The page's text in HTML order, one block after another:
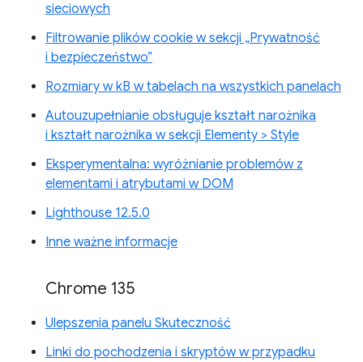
sieciowych
Filtrowanie plików cookie w sekcji „Prywatność
i bezpieczeństwo”
Rozmiary w kB w tabelach na wszystkich panelach
Autouzupełnianie obsługuje kształt narożnika
i kształt narożnika w sekcji Elementy > Style
Eksperymentalna: wyróżnianie problemów z
elementami i atrybutami w DOM
Lighthouse 12.5.0
Inne ważne informacje
Chrome 135
Ulepszenia panelu Skuteczność
Linki do pochodzenia i skryptów w przypadku